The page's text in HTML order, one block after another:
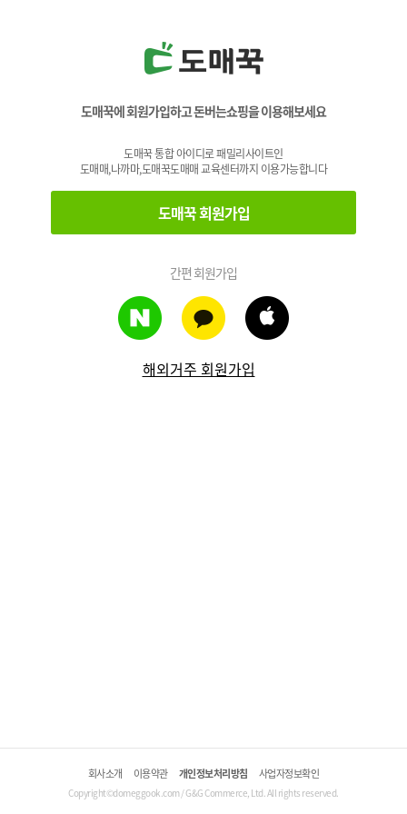
도매꾹에 회원가입하고 돈버는쇼핑을 이용해보세요
도매꾹 통합 아이디로 패밀리사이트인
도매매,나까마,도매꾹도매매 교육센터까지 이용가능합니다
도매꾹 회원가입
간편 회원가입
해외거주 회원가입
회사소개 이용약관 개인정보처리방침 사업자정보확인
Copyright©domeggook.com / G&G Commerce, Ltd. All rights reserved.